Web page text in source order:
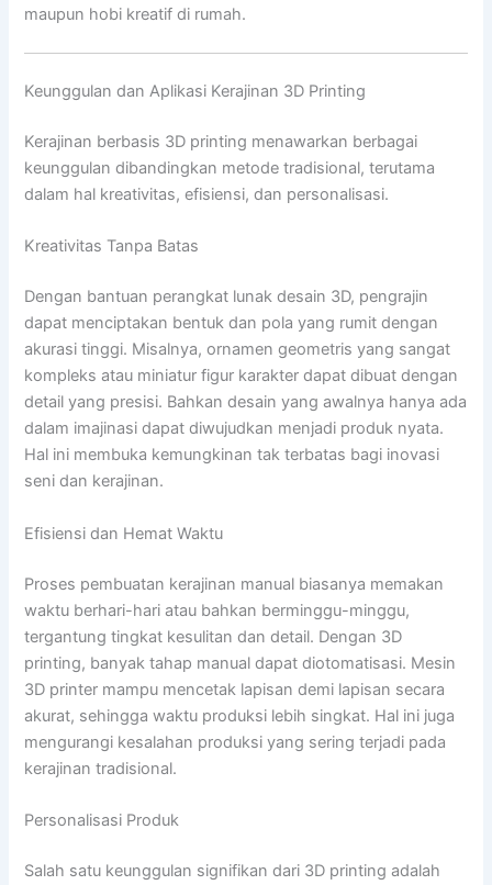
maupun hobi kreatif di rumah.
Keunggulan dan Aplikasi Kerajinan 3D Printing
Kerajinan berbasis 3D printing menawarkan berbagai
keunggulan dibandingkan metode tradisional, terutama
dalam hal kreativitas, efisiensi, dan personalisasi.
Kreativitas Tanpa Batas
Dengan bantuan perangkat lunak desain 3D, pengrajin
dapat menciptakan bentuk dan pola yang rumit dengan
akurasi tinggi. Misalnya, ornamen geometris yang sangat
kompleks atau miniatur figur karakter dapat dibuat dengan
detail yang presisi. Bahkan desain yang awalnya hanya ada
dalam imajinasi dapat diwujudkan menjadi produk nyata.
Hal ini membuka kemungkinan tak terbatas bagi inovasi
seni dan kerajinan.
Efisiensi dan Hemat Waktu
Proses pembuatan kerajinan manual biasanya memakan
waktu berhari-hari atau bahkan berminggu-minggu,
tergantung tingkat kesulitan dan detail. Dengan 3D
printing, banyak tahap manual dapat diotomatisasi. Mesin
3D printer mampu mencetak lapisan demi lapisan secara
akurat, sehingga waktu produksi lebih singkat. Hal ini juga
mengurangi kesalahan produksi yang sering terjadi pada
kerajinan tradisional.
Personalisasi Produk
Salah satu keunggulan signifikan dari 3D printing adalah